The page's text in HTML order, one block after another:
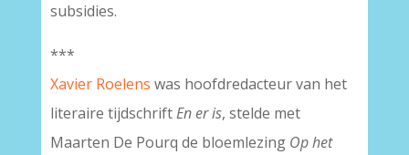
subsidies.
***
Xavier Roelens was hoofdredacteur van het
literaire tijdschriftEn er is, stelde met
Maarten De Pourq de bloemlezing Op het